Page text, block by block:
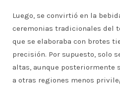
Luego, se convirtió en la
ceremonias tradicionales del
que se elaboraba con brotes
precisión. Por supuesto, solo
altas, aunque posteriormente
a otras regiones menos